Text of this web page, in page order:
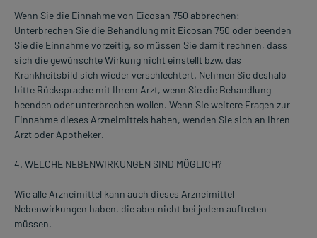
Wenn Sie die Einnahme von Eicosan 750 abbrechen:
Unterbrechen Sie die Behandlung mit Eicosan 750 oder beenden
Sie die Einnahme vorzeitig, so müssen Sie damit rechnen, dass
sich die gewünschte Wirkung nicht einstellt bzw. das
Krankheitsbild sich wieder verschlechtert. Nehmen Sie deshalb
bitte Rücksprache mit Ihrem Arzt, wenn Sie die Behandlung
beenden oder unterbrechen wollen. Wenn Sie weitere Fragen zur
Einnahme dieses Arzneimittels haben, wenden Sie sich an Ihren
Arzt oder Apotheker.
4. WELCHE NEBENWIRKUNGEN SIND MÖGLICH?
Wie alle Arzneimittel kann auch dieses Arzneimittel
Nebenwirkungen haben, die aber nicht bei jedem auftreten
müssen.